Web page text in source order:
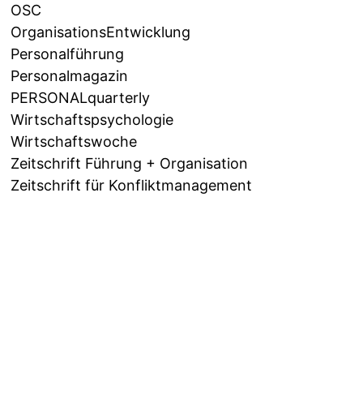
OSC
OrganisationsEntwicklung
Personalführung
Personalmagazin
PERSONALquarterly
Wirtschaftspsychologie
Wirtschaftswoche
Zeitschrift Führung + Organisation
Zeitschrift für Konfliktmanagement